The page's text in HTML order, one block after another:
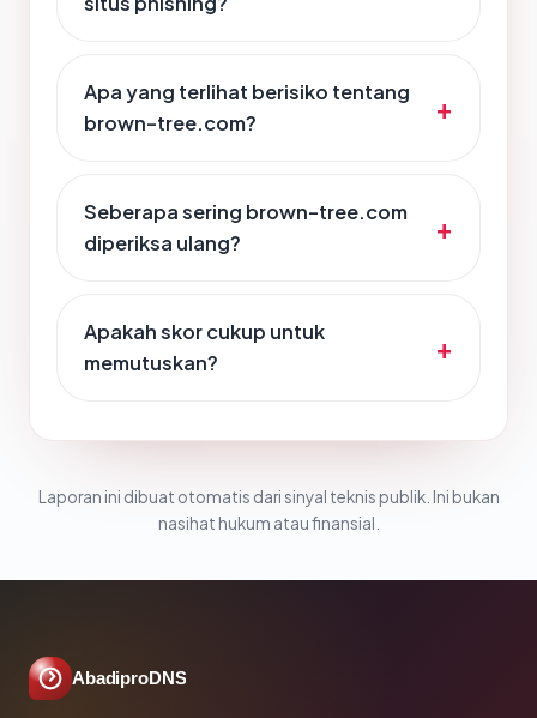
Apa yang terlihat berisiko tentang
brown-tree.com?
Seberapa sering brown-tree.com
diperiksa ulang?
Apakah skor cukup untuk
memutuskan?
Laporan ini dibuat otomatis dari sinyal teknis publik. Ini bukan
nasihat hukum atau finansial.
AbadiproDNS